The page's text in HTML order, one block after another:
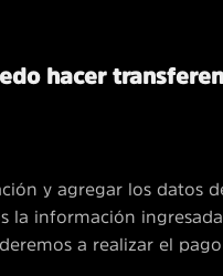
hacer
y agregar los datos
la información
a realizar el